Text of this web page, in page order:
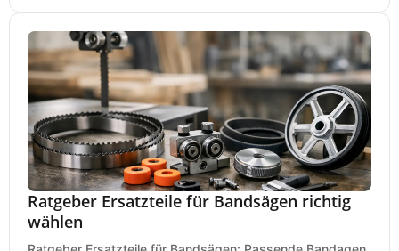
Ratgeber Ersatzteile für Bandsägen richtig
wählen